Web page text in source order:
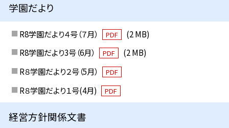
学園だより
R8学園だより４号（７月） PDF
(2 MB)
R8学園だより3号（6月）
PDF
(2 MB)
R８学園だより２号（5月）
PDF
R８学園だより１号(4月) PDF
経営方針関係文書